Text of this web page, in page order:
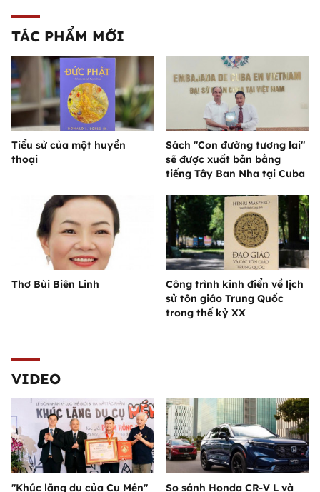
TÁC PHẨM MỚI
Tiểu sử của một huyền
thoại
Sách "Con đường tương lai"
sẽ được xuất bản bằng
tiếng Tây Ban Nha tại Cuba
Thơ Bùi Biên Linh
Công trình kinh điển về lịch
sử tôn giáo Trung Quốc
trong thế kỷ XX
VIDEO
"Khúc lãng du của Cụ Mén"
So sánh Honda CR-V L và